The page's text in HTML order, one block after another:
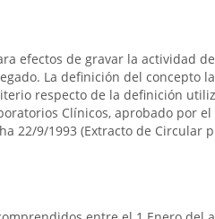
efectos de gravar la actividad
La definición del concepto
respecto de la definición
Clínicos, aprobado por
22/9/1993 (Extracto de Circular